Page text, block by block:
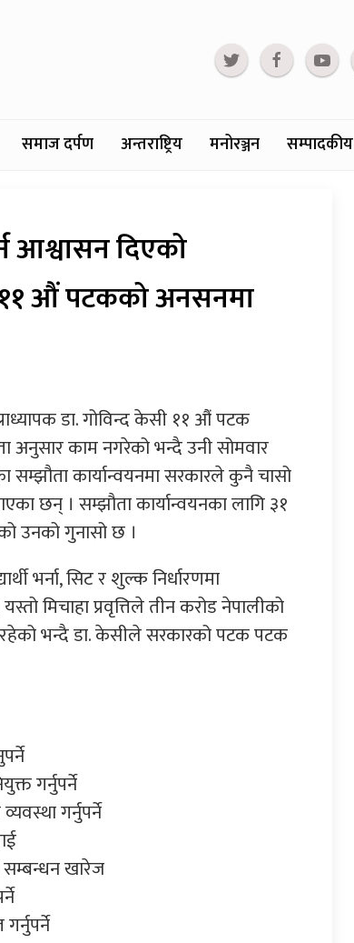
समाज दर्पण अन्तराष्ट्रिय मनोरञ्जन सम्पादकीय
आश्वासन दिएको
औं पटकको अनसनमा
डा. गोविन्द केसी ११ औं पटक
काम नगरेको भन्दै उनी सोमवार
कार्यान्वयनमा सरकारले कुनै चासो
छन् । सम्झौता कार्यान्वयनका लागि ३१
उनको गुनासो छ ।
भर्ना, सिट र शुल्क निर्धारणमा
मिचाहा प्रवृत्तिले तीन करोड नेपालीको
भन्दै डा. केसीले सरकारको पटक पटक
गर्नुपर्ने
गर्नुपर्ने
खारेज